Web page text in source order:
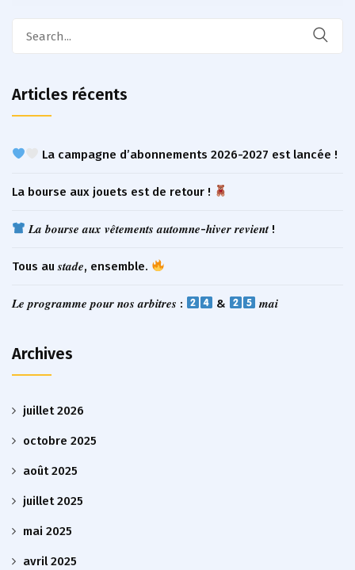
Articles récents
La campagne d’abonnements 2026-2027 est lancée !
La bourse aux jouets est de retour !
𝑳𝒂 𝒃𝒐𝒖𝒓𝒔𝒆 𝒂𝒖𝒙 𝒗𝒆̂𝒕𝒆𝒎𝒆𝒏𝒕𝒔 𝒂𝒖𝒕𝒐𝒎𝒏𝒆-𝒉𝒊𝒗𝒆𝒓 𝒓𝒆𝒗𝒊𝒆𝒏𝒕 !
Tous au 𝒔𝒕𝒂𝒅𝒆, ensemble.
𝑳𝒆 𝒑𝒓𝒐𝒈𝒓𝒂𝒎𝒎𝒆 𝒑𝒐𝒖𝒓 𝒏𝒐𝒔 𝒂𝒓𝒃𝒊𝒕𝒓𝒆𝒔 : & 𝒎𝒂𝒊
Archives
juillet 2026
octobre 2025
août 2025
juillet 2025
mai 2025
avril 2025